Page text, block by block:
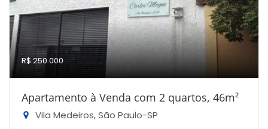
R$ 250.000
Apartamento à Venda com 2 quartos, 46m²
Vila Medeiros, São Paulo-SP